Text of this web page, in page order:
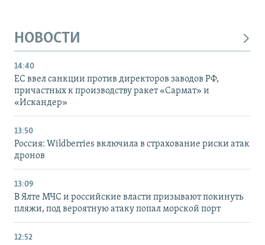
НОВОСТИ
14:40
ЕС ввел санкции против директоров заводов РФ,
причастных к производству ракет «Сармат» и
«Искандер»
13:50
Россия: Wildberries включила в страхование риски атак
дронов
13:09
В Ялте МЧС и российские власти призывают покинуть
пляжи, под вероятную атаку попал морской порт
12:52